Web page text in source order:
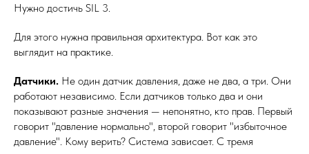
Нужно достичь SIL 3.
Для этого нужна правильная архитектура. Вот как это
выглядит на практике.
Датчики. Не один датчик давления, даже не два, а три. Они
работают независимо. Если датчиков только два и они
показывают разные значения — непонятно, кто прав. Первый
говорит "давление нормально", второй говорит "избыточное
давление". Кому верить? Система зависает. С тремя